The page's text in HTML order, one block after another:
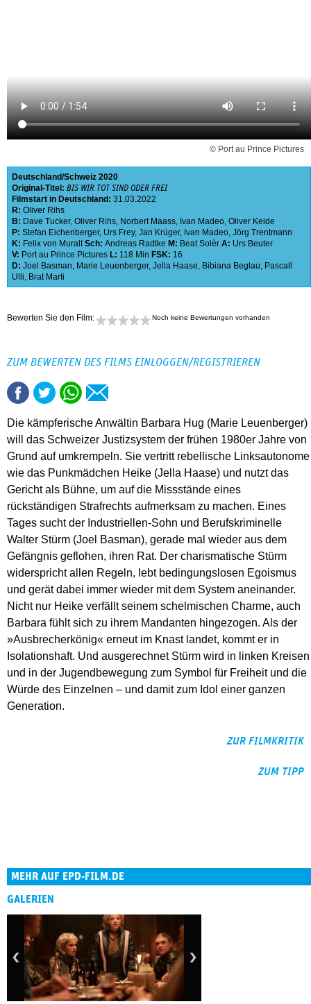
© Port au Prince Pictures
Deutschland Schweiz 2020
Original-Titel: BIS WIR TOT SIND ODER FREI
Filmstart in Deutschland: 31.03.2022
R: Oliver Rihs
B: Dave Tucker, Oliver Rihs, Norbert Maass, Ivan Madeo, Oliver Keide
P: Stefan Eichenberger, Urs Frey, Jan Krüger, Ivan Madeo, Jörg Trentmann
K: Felix von Muralt Sch: Andreas Radtke M: Beat Solèr A: Urs Beuter
V: Port au Prince Pictures L: 118 Min FSK: 16
D: Joel Basman, Marie Leuenberger, Jella Haase, Bibiana Beglau, Pascall
Ulli, Brat Marti
Bewerten Sie den Film: Noch keine Bewertungen vorhanden
ZUM BEWERTEN DES FILMS EINLOGGEN/REGISTRIEREN
Die kämpferische Anwältin Barbara Hug (Marie Leuenberger)
will das Schweizer Justizsystem der frühen 1980er Jahre von
Grund auf umkrempeln. Sie vertritt rebellische Linksautonome
wie das Punkmädchen Heike (Jella Haase) und nutzt das
Gericht als Bühne, um auf die Missstände eines
rückständigen Strafrechts aufmerksam zu machen. Eines
Tages sucht der Industriellen-Sohn und Berufskriminelle
Walter Stürm (Joel Basman), gerade mal wieder aus dem
Gefängnis geflohen, ihren Rat. Der charismatische Stürm
widerspricht allen Regeln, lebt bedingungslosen Egoismus
und gerät dabei immer wieder mit dem System aneinander.
Nicht nur Heike verfällt seinem schelmischen Charme, auch
Barbara fühlt sich zu ihrem Mandanten hingezogen. Als der
»Ausbrecherkönig« erneut im Knast landet, kommt er in
Isolationshaft. Und ausgerechnet Stürm wird in linken Kreisen
und in der Jugendbewegung zum Symbol für Freiheit und die
Würde des Einzelnen – und damit zum Idol einer ganzen
Generation.
ZUR FILMKRITIK
ZUM TIPP
MEHR AUF EPD-FILM.DE
GALERIEN